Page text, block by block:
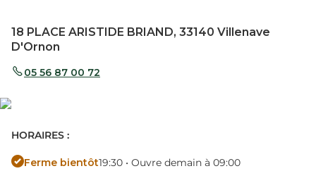
18 PLACE ARISTIDE BRIAND, 33140 Villenave
D'Ornon
05 56 87 00 72
HORAIRES :
Ferme bientôt19:30 • Ouvre demain à 09:00